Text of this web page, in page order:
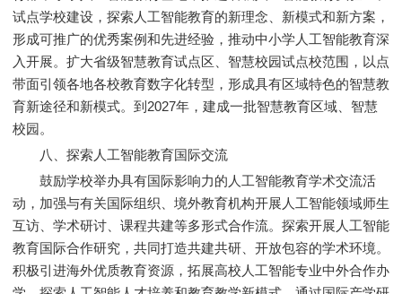
试点学校建设，探索人工智能教育的新理念、新模式和新方案，
形成可推广的优秀案例和先进经验，推动中小学人工智能教育深
入开展。扩大省级智慧教育试点区、智慧校园试点校范围，以点
带面引领各地各校教育数字化转型，形成具有区域特色的智慧教
育新途径和新模式。到2027年，建成一批智慧教育区域、智慧
校园。
八、探索人工智能教育国际交流
鼓励学校举办具有国际影响力的人工智能教育学术交流活
动，加强与有关国际组织、境外教育机构开展人工智能领域师生
互访、学术研讨、课程共建等多形式合作流。探索开展人工智能
教育国际合作研究，共同打造共建共研、开放包容的学术环境。
积极引进海外优质教育资源，拓展高校人工智能专业中外合作办